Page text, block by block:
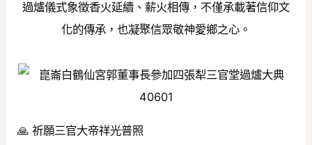
過爐儀式象徵香火延續、薪火相傳，不僅承載著信仰文
化的傳承，也凝聚信眾敬神愛鄉之心。
🙏 祈願三官大帝祥光普照